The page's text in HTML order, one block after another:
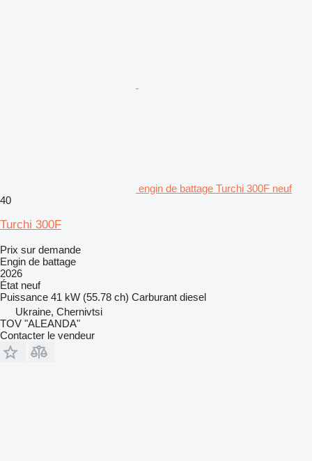
engin de battage Turchi 300F neuf
40
Turchi 300F
Prix sur demande
Engin de battage
2026
État neuf
Puissance 41 kW (55.78 ch) Carburant diesel
Ukraine, Chernivtsi
TOV "ALEANDA"
Contacter le vendeur